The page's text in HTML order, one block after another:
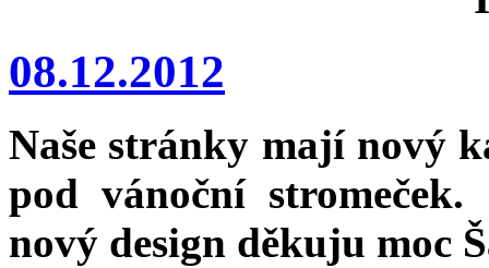
08.12.2012
Naše stránky mají nový
pod vánoční
nový design děkuju moc